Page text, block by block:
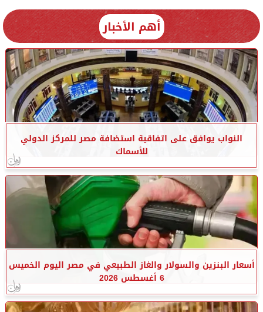
أهم الأخبار
النواب يوافق على اتفاقية استضافة مصر للمركز الدولي
للأسماك
أسعار البنزين والسولار والغاز الطبيعي في مصر اليوم الخميس
6 أغسطس 2026